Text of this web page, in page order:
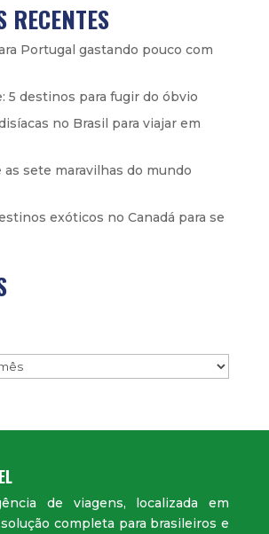
RECENTES
Portugal gastando pouco com
5 destinos para fugir do óbvio
no Brasil para viajar em
as sete maravilhas do mundo
exóticos no Canadá para se
de viagens, localizada em
completa para brasileiros e